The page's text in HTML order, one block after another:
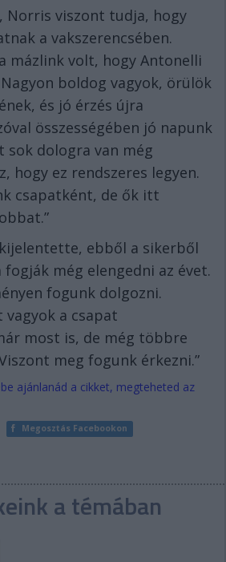
viszont tudja, hogy
a vakszerencsében.
mázlink volt, hogy Antonelli
boldog vagyok, örülök
és jó érzés újra
összességében jó napunk
sok dologra van még
hogy ez rendszeres legyen.
csapatként, de ők itt
ebből a sikerből
még elengedni az évet.
fogunk dolgozni.
vagyok a csapat
most is, de még többre
meg fogunk érkezni.”
ajánlanád a cikket, megteheted az
Megosztás Facebookon
a témában